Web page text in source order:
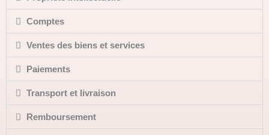
Comptes
Ventes des biens et services
Paiements
Transport et livraison
Remboursement